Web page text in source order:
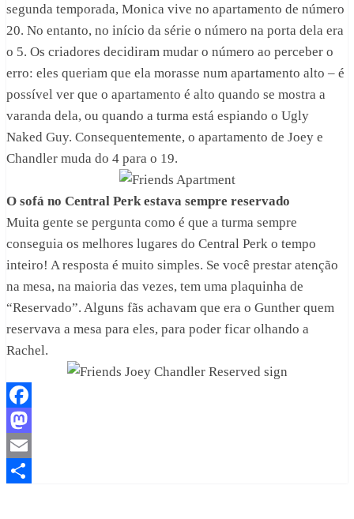
segunda temporada, Monica vive no apartamento de número
20. No entanto, no início da série o número na porta dela era
o 5. Os criadores decidiram mudar o número ao perceber o
erro: eles queriam que ela morasse num apartamento alto – é
possível ver que o apartamento é alto quando se mostra a
varanda dela, ou quando a turma está espiando o Ugly
Naked Guy. Consequentemente, o apartamento de Joey e
Chandler muda do 4 para o 19.
O sofá no Central Perk estava sempre reservado
Muita gente se pergunta como é que a turma sempre
conseguia os melhores lugares do Central Perk o tempo
inteiro! A resposta é muito simples. Se você prestar atenção
na mesa, na maioria das vezes, tem uma plaquinha de
“Reservado”. Alguns fãs achavam que era o Gunther quem
reservava a mesa para eles, para poder ficar olhando a
Rachel.
Facebook
Mastodon
Email